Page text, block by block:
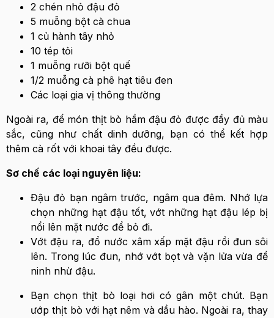
2 chén nhỏ đậu đỏ
5 muỗng bột cà chua
1 củ hành tây nhỏ
10 tép tỏi
1 muỗng rưỡi bột quế
1/2 muỗng cà phê hạt tiêu đen
Các loại gia vị thông thường
Ngoài ra, để món thịt bò hầm đậu đỏ được đầy đủ màu
sắc, cũng như chất dinh dưỡng, bạn có thể kết hợp
thêm cà rốt với khoai tây đều được.
Sơ chế các loại nguyên liệu:
Đậu đỏ bạn ngâm trước, ngâm qua đêm. Nhớ lựa
chọn những hạt đậu tốt, vớt những hạt đậu lép bị
nổi lên mặt nước để bỏ đi.
Vớt đậu ra, đổ nước xâm xấp mặt đậu rồi đun sôi
lên. Trong lúc đun, nhớ vớt bọt và vặn lửa vừa để
ninh nhừ đậu.
Bạn chọn thịt bò loại hơi có gân một chút. Bạn
ướp thịt bò với hạt nêm và dầu hào. Ngoài ra, thay